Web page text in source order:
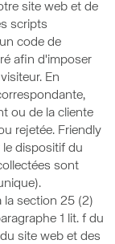
site web et de
scripts
code de
afin d'imposer
En
ou de la cliente
rejetée. Friendly
dispositif du
sont
la section 25 (2)
1 lit. f du
site web et des